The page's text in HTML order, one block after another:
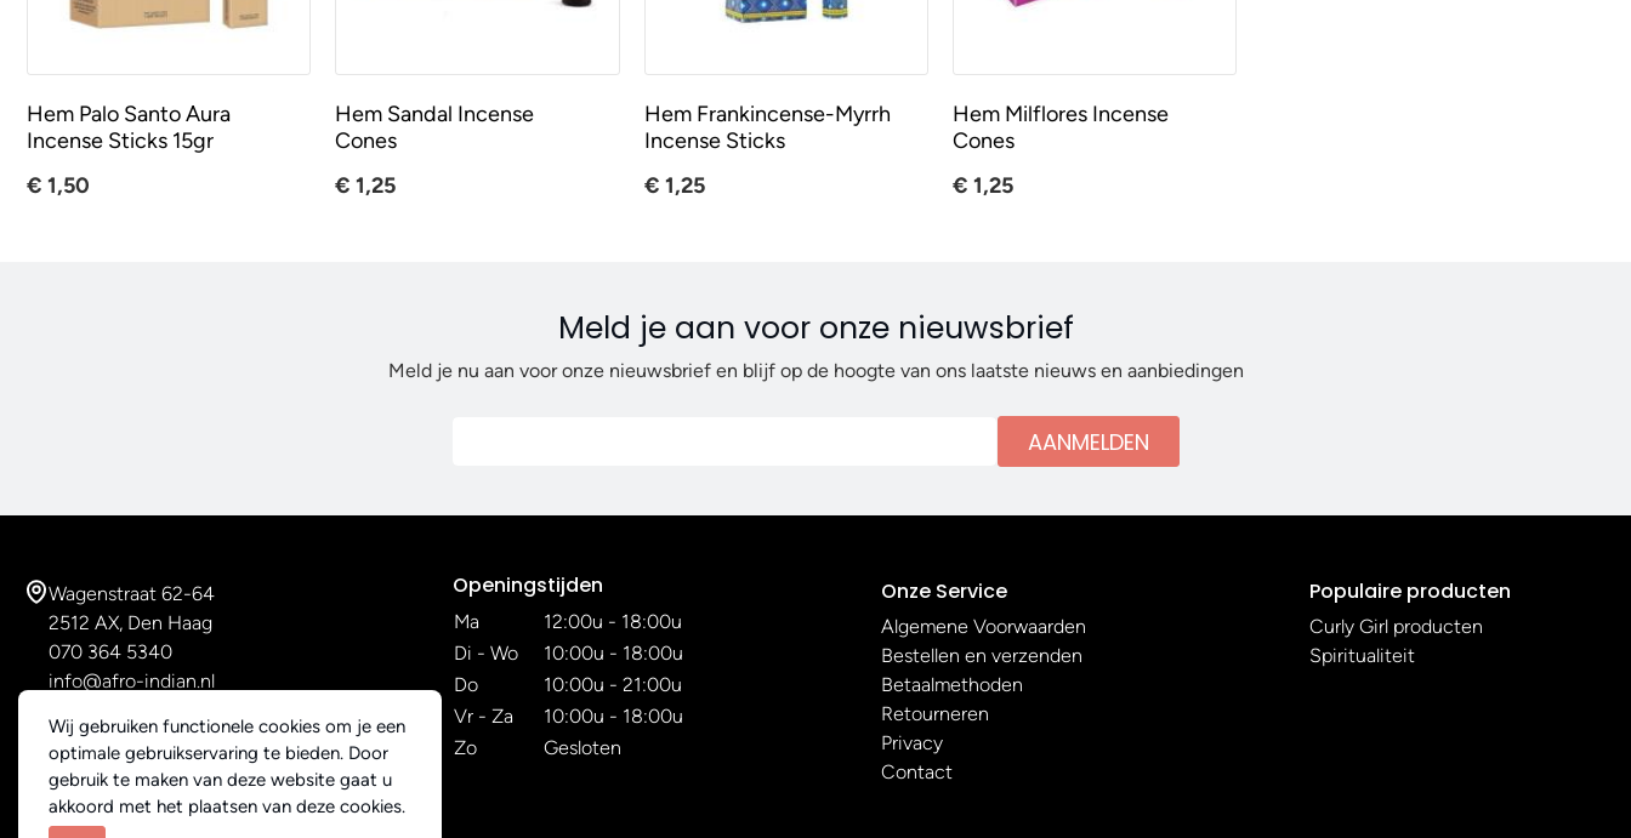
Wij gebruiken functionele cookies om je een
optimale gebruikservaring te bieden. Door
gebruik te maken van deze website gaat u
akkoord met het plaatsen van deze cookies.
Hem Palo Santo Aura
Incense Sticks 15gr
€ 1,50
Hem Sandal Incense
Cones
€ 1,25
Hem Frankincense-Myrrh
Incense Sticks
€ 1,25
Hem Milflores Incense
Cones
€ 1,25
Meld je aan voor onze nieuwsbrief
Meld je nu aan voor onze nieuwsbrief en blijf op de hoogte van ons laatste nieuws en aanbiedingen
AANMELDEN
Wagenstraat 62-64
2512 AX, Den Haag
070 364 5340
info@afro-indian.nl
Openingstijden
Ma
12:00u - 18:00u
Di - Wo
10:00u - 18:00u
Do
10:00u - 21:00u
Vr - Za
10:00u - 18:00u
Zo
Gesloten
Onze Service
Algemene Voorwaarden
Bestellen en verzenden
Betaalmethoden
Retourneren
Privacy
Contact
Populaire producten
Curly Girl producten
Spiritualiteit